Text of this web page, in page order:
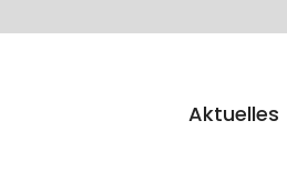
Aktuelles